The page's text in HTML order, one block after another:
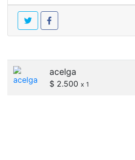
acelga
$ 2.500 x 1